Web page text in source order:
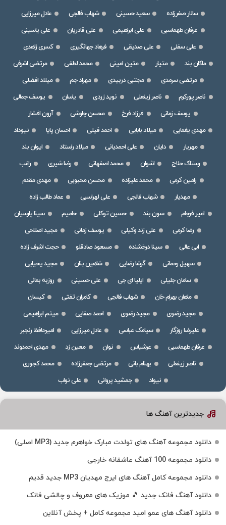
سالار صفرزاده
سعید حسینی شهاب فالجی
عادل میرزایی
عرفان طهماسبی
علی ابراهیمی علی قادریان
علی یاسینی
علی سفلی
علی صدیقی فرهاد جهانگیری
کسری زاهدی
ماکان بند
متیار متین امینی محمد لطفی
مرتضی اشرفی
مرتضی سرمدی
مجتبی دربیدی مهراد جم
میلاد افضلی
ناصر پورکرم
ناصر زینعلی نوید زردی یاسان
یوسف جمالی
یوسف زمانی
فرزاد فرخ محسن چاوشی
آرون افشار
مهدی یغمایی
میلاد بابایی احمد فیلی احسان پایا
نیوداد
مهریار
دایان علی احمدیانی میلاد راستاد
ایوان بند
رستاک حلاج
اشوان محمد اصفهانی رضا شیری
راغب
رامین کرمی
محمد علیزاده محسن محبوبی
مهدی مقدم
مهدیار
شهاب فالجی علی لهراسبی
عماد طالب زاده
امیر فرجام
سون بند حسین توکلی حامیم
سینا پارسیان
رضا کرمی
علی زند وکیلی یوسف زمانی
مجید اصلاحی
ابی عالی
سینا درخشنده مسعود صادقلو
حجت اشرف زاده
سهیل رحمانی
گرشا رضایی شاهین بنان
مجید یحیایی
سامان جلیلی
ایلیا ای جی علی حسینی
روزبه بمانی
ماهان بهرام خان
شهاب فالجی کامران تفتی
کیسان
مجید رضوی
مجید رضوی احمد صفایی
میثم ابراهیمی
علیرضا روزگار
سیامک عباسی عادل میرزایی
امیرحافظ رنجبر
عرفان طهماسبی
عرشیاس نوان معین زد
مهدی احمدوند
ناصر زینعلی
بهنام بانی مرتضی جعفرزاده
محمد کجوری
نیواد
جمشید پروانی علی نواب
جدیدترین آهنگ ها
دانلود مجموعه آهنگ های تولدت مبارک خواهرم جدید (MP3 اصلی)
دانلود مجموعه 100 آهنگ عاشقانه خارجی
دانلود مجموعه کامل آهنگ های ایرج مهدیان MP3 جدید قدیم
دانلود آهنگ فانک جدید 🎵 موزیک‌ های معروف و چالشی فانک
دانلود آهنگ های عمو امید مجموعه کامل + پخش آنلاین